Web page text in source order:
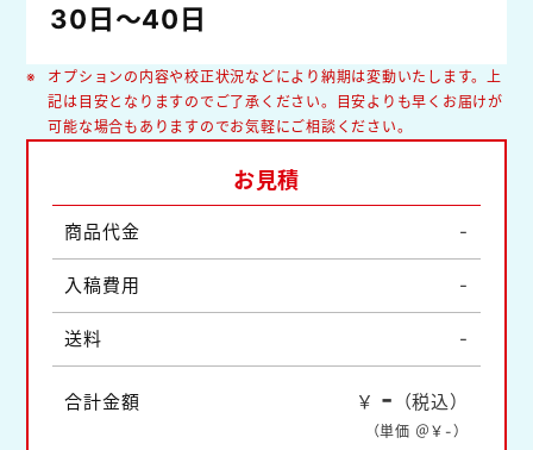
30日～40日
オプションの内容や校正状況などにより納期は変動いたします。上
記は目安となりますのでご了承ください。目安よりも早くお届けが
可能な場合もありますのでお気軽にご相談ください。
お見積
商品代金 -
入稿費用 -
送料 -
合計金額 ￥ - （税込）
（単価 ＠￥-）